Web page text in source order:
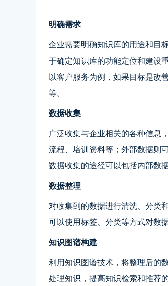
明确需求
企业需要明确知识库的用途和目
于确定知识库的功能定位和建设重
以客户服务为例，如果目标是改
等。
数据收集
广泛收集与企业相关的各种信息
流程、培训资料等；外部数据则
数据收集的途径可以包括内部数
数据整理
对收集到的数据进行清洗、分类
可以使用标签、分类等方式对数
知识图谱构建
利用知识图谱技术，将整理后的
处理知识，提高知识检索和推荐的